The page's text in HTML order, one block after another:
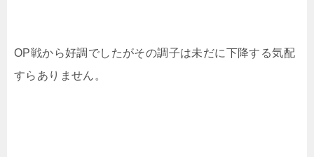
OP戦から好調でしたがその調子は未だに下降する気配
すらありません。